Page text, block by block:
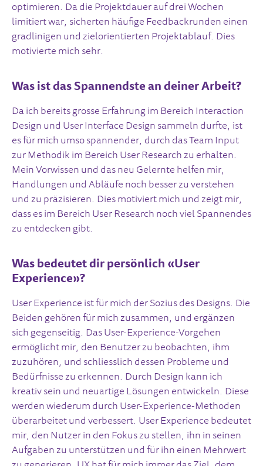
optimieren. Da die Projektdauer auf drei Wochen
limitiert war, sicherten häufige Feedbackrunden einen
gradlinigen und zielorientierten Projektablauf. Dies
motivierte mich sehr.
Was ist das Spannendste an deiner Arbeit?
Da ich bereits grosse Erfahrung im Bereich Interaction
Design und User Interface Design sammeln durfte, ist
es für mich umso spannender, durch das Team Input
zur Methodik im Bereich User Research zu erhalten.
Mein Vorwissen und das neu Gelernte helfen mir,
Handlungen und Abläufe noch besser zu verstehen
und zu präzisieren. Dies motiviert mich und zeigt mir,
dass es im Bereich User Research noch viel Spannendes
zu entdecken gibt.
Was bedeutet dir persönlich «User
Experience»?
User Experience ist für mich der Sozius des Designs. Die
Beiden gehören für mich zusammen, und ergänzen
sich gegenseitig. Das User-Experience-Vorgehen
ermöglicht mir, den Benutzer zu beobachten, ihm
zuzuhören, und schliesslich dessen Probleme und
Bedürfnisse zu erkennen. Durch Design kann ich
kreativ sein und neuartige Lösungen entwickeln. Diese
werden wiederum durch User-Experience-Methoden
überarbeitet und verbessert. User Experience bedeutet
mir, den Nutzer in den Fokus zu stellen, ihn in seinen
Aufgaben zu unterstützen und für ihn einen Mehrwert